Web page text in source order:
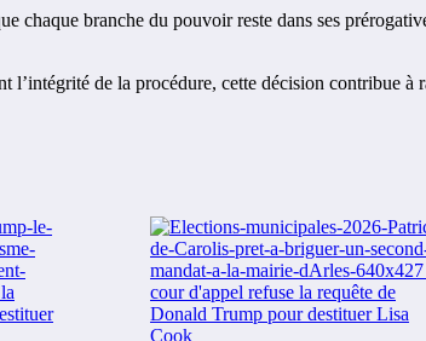
chaque branche du pouvoir reste dans ses
l’intégrité de la procédure, cette décision contribue à